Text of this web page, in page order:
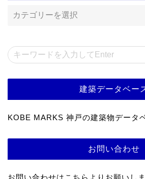
建築データベー
KOBE MARKS 神戸の建築物データ
お問い合わせ